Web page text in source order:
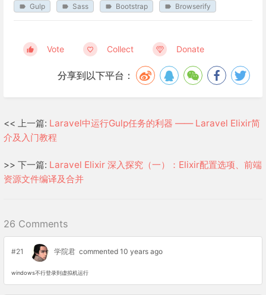
Gulp
Sass Bootstrap Browserify
Vote Collect Donate
分享到以下平台：
<< 上一篇: Laravel中运行Gulp任务的利器 —— Laravel Elixir简
介及入门教程
>> 下一篇: Laravel Elixir 深入探究（一）：Elixir配置选项、前端
资源文件编译及合并
26 Comments
#21 学院君 commented 10 years ago
windows不行登录到虚拟机运行